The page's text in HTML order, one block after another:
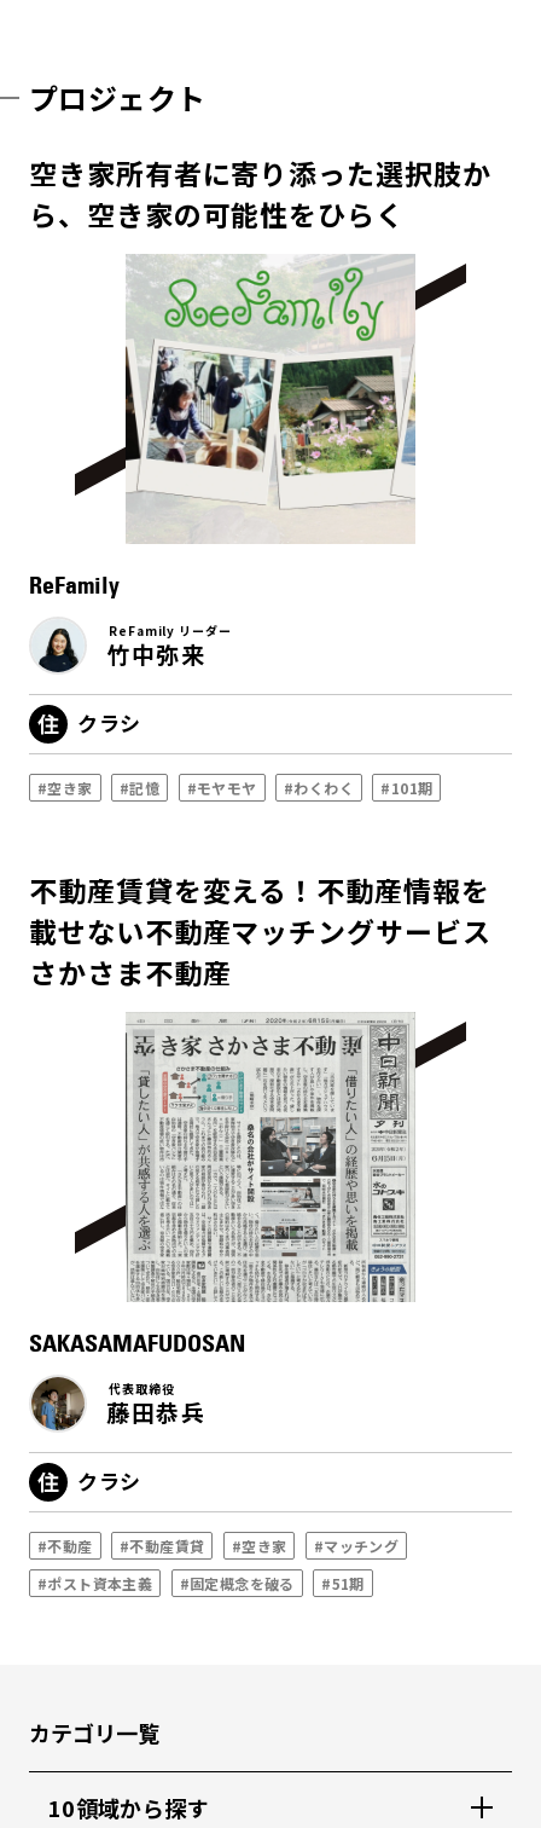
プロジェクト
空き家所有者に寄り添った選択肢か
ら、空き家の可能性をひらく
ReFamily
ReFamily リーダー
竹中弥来
クラシ
#空き家 #記憶 #モヤモヤ #わくわく #101期
不動産賃貸を変える！不動産情報を
載せない不動産マッチングサービス
さかさま不動産
SAKASAMAFUDOSAN
代表取締役
藤田恭兵
クラシ
#不動産 #不動産賃貸 #空き家
#マッチング
#ポスト資本主義
#固定概念を破る #51期
カテゴリ一覧
10領域から探す